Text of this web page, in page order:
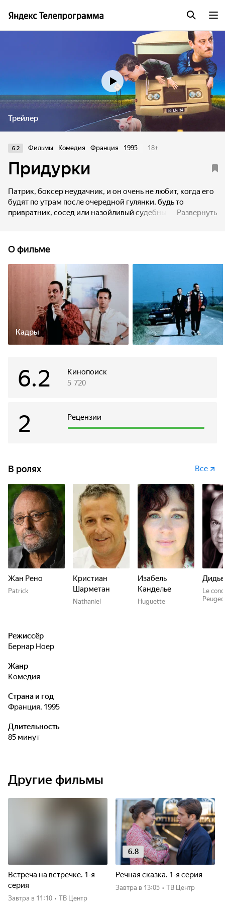
Трейлер
6.2 Фильмы Комедия Франция 1995 18+
Придурки
Патрик, боксер неудачник, и он очень не любит, когда его
будят по утрам после очередной гулянки, будь то
привратник, сосед или назойливый судебный
мелкого воришку Натаниэля и видит в нем родственную
душу. Жуликоватые друзья-неудачники пускаются на
поиски приключений и получают их… на свою голову.
Развернуть
О фильме
Кадры
Кинопоиск
6.2 5 720
Рецензии
2
В ролях Все
Жан Рено
Patrick
Кристиан
Шарметан
Nathaniel
Изабель
Канделье
Huguette
Le
Режиссёр
Бернар Ноер
Жанр
комедия
Страна и год
Франция, 1995
Длительность
85 минут
Другие фильмы
Встреча на встречке. 1-я
серия
Завтра в 11:10 • ТВ Центр
6.8
Речная сказка. 1-я серия
Завтра в 13:05 • ТВ Центр